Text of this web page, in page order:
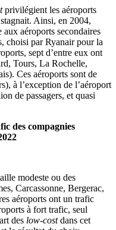
privilégient les aéroports
Ainsi, en 2004,
aéroports secondaires
choisi par Ryanair pour la
sept d’entre eux ont
Tours, La Rochelle,
Ces aéroports sont de
à l’exception de l’aéroport
de passagers, et quasi
des compagnies
modeste ou des
Carcassonne, Bergerac,
aéroports ont un trafic
à fort trafic, seul
des low-costdans cet